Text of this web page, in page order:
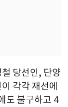
당선인, 단양
각각 재선에
도 불구하고 4